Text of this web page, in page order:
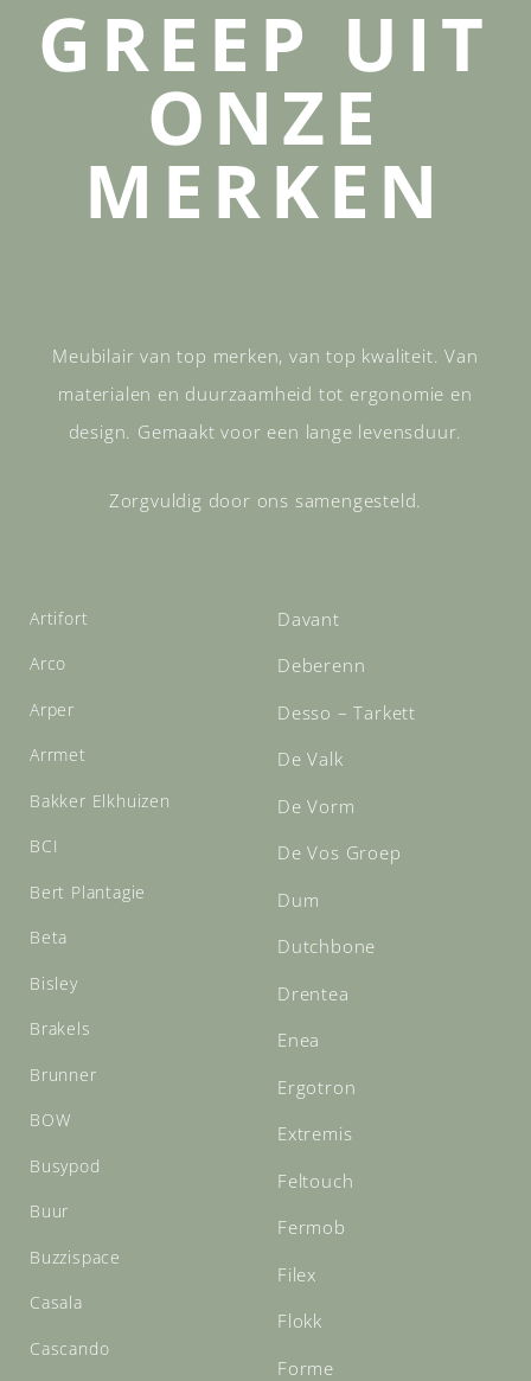
GREEP UIT
ONZE
MERKEN
Meubilair van top merken, van top kwaliteit. Van
materialen en duurzaamheid tot ergonomie en
design. Gemaakt voor een lange levensduur.
Zorgvuldig door ons samengesteld.
Artifort
Arco
Arper
Arrmet
Bakker Elkhuizen
BCI
Bert Plantagie
Beta
Bisley
Brakels
Brunner
BOW
Busypod
Buur
Buzzispace
Casala
Cascando
Davant
Deberenn
Desso – Tarkett
De Valk
De Vorm
De Vos Groep
Dum
Dutchbone
Drentea
Enea
Ergotron
Extremis
Feltouch
Fermob
Filex
Flokk
Forme